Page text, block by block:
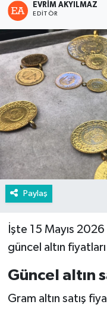
EVRIM AKYILMAZ
EDITÖR
Paylaş
İşte 15 Mayıs
güncel altın
Güncel altın
Gram altın satış